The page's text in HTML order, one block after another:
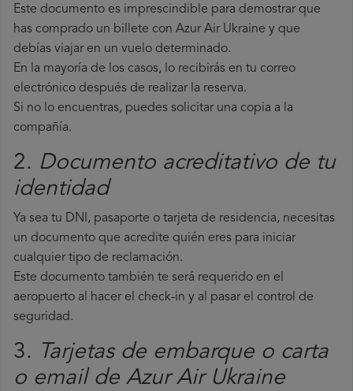
Este documento es imprescindible para demostrar que
has comprado un billete con Azur Air Ukraine y que
debías viajar en un vuelo determinado.
En la mayoría de los casos, lo recibirás en tu correo
electrónico después de realizar la reserva.
Si no lo encuentras, puedes solicitar una copia a la
compañía.
2. Documento acreditativo de tu
identidad
Ya sea tu DNI, pasaporte o tarjeta de residencia, necesitas
un documento que acredite quién eres para iniciar
cualquier tipo de reclamación.
Este documento también te será requerido en el
aeropuerto al hacer el check-in y al pasar el control de
seguridad.
3.
Tarjetas de embarque o carta
o email de Azur Air Ukraine